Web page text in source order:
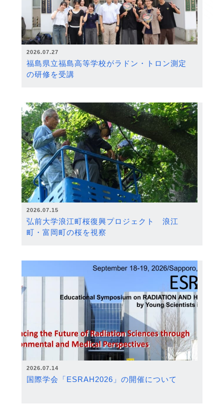
2026.07.27
福島県立福島高等学校がラドン・トロン測定
の研修を受講
2026.07.15
弘前大学浪江町桜復興プロジェクト 浪江
町・富岡町の桜を視察
2026.07.14
国際学会「ESRAH2026」の開催について